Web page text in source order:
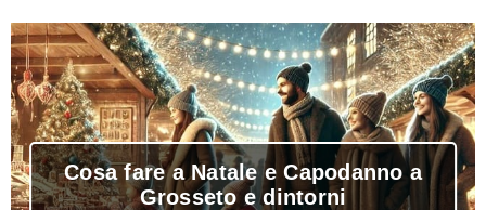
Cosa fare a Natale e Capodanno a
Grosseto e dintorni